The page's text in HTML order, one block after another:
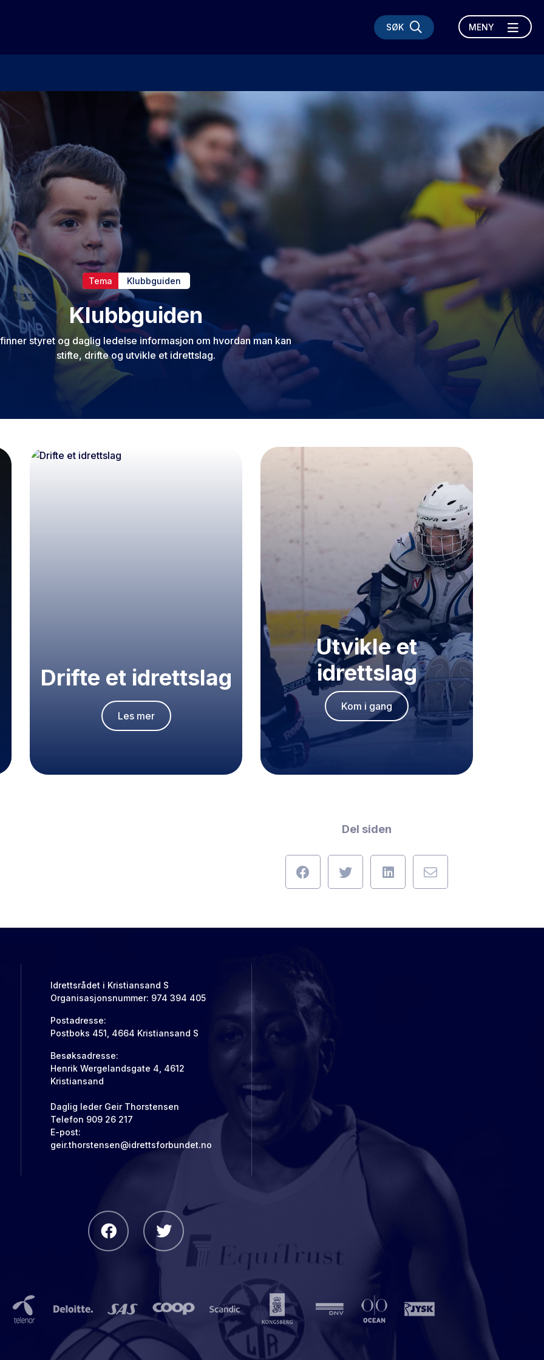
SØK MENY
Tema Klubbguiden
Klubbguiden
styret og daglig ledelse informasjon om hvordan man kan
stifte, drifte og utvikle et idrettslag.
Drifte et idrettslag
Les mer
Utvikle et
idrettslag
Kom i gang
Del siden
Idrettsrådet i Kristiansand S
Organisasjonsnummer: 974 394 405
Postadresse:
Postboks 451, 4664 Kristiansand S
Besøksadresse:
Henrik Wergelandsgate 4, 4612
Kristiansand
Daglig leder Geir Thorstensen
Telefon 909 26 217
E-post:
geir.thorstensen@idrettsforbundet.no